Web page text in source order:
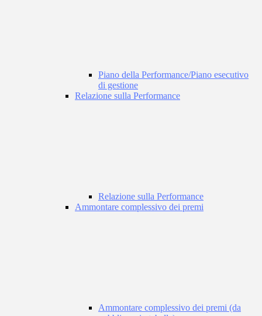
Piano della Performance/Piano esecutivo
di gestione
Relazione sulla Performance
Relazione sulla Performance
Ammontare complessivo dei premi
Ammontare complessivo dei premi (da